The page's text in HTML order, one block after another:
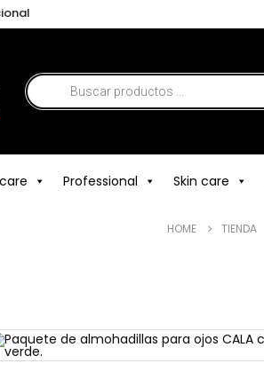
Professional Skin care
HOME TIENDA